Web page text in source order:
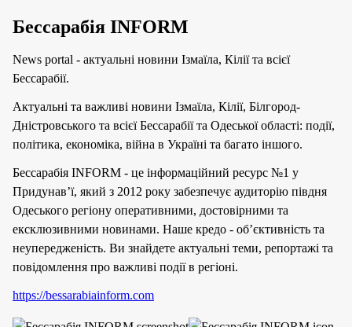
Бессарабія INFORM
News portal - актуальні новини Ізмаїла, Кілії та всієї
Бессарабії.
Актуальні та важливі новини Ізмаїла, Кілії, Білгород-
Дністровського та всієї Бессарабії та Одеської області: події,
політика, економіка, війна в Україні та багато іншого.
Бессарабія INFORM - це інформаційний ресурс №1 у
Придунав’ї, який з 2012 року забезпечує аудиторію півдня
Одеського регіону оперативними, достовірними та
ексклюзивними новинами. Наше кредо - об’єктивність та
неупередженість. Ви знайдете актуальні теми, репортажі та
повідомлення про важливі події в регіоні.
https://bessarabiainform.com